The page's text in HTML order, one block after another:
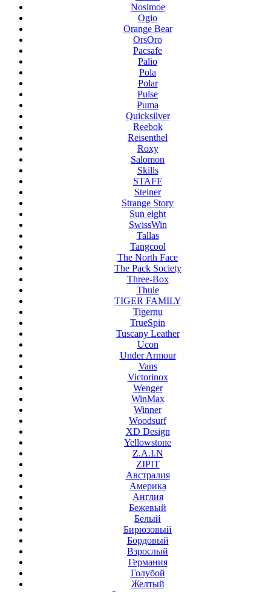
Nosimoe
Ogio
Orange Bear
OrsOro
Pacsafe
Palio
Pola
Polar
Pulse
Puma
Quicksilver
Reebok
Reisenthel
Roxy
Salomon
Skills
STAFF
Steiner
Strange Story
Sun eight
SwissWin
Tallas
Tangcool
The North Face
The Pack Society
Three-Box
Thule
TIGER FAMILY
Tigernu
TrueSpin
Tuscany Leather
Ucon
Under Armour
Vans
Victorinox
Wenger
WinMax
Winner
Woodsurf
XD Design
Yellowstone
Z.A.I.N
ZIPIT
Австралия
Америка
Англия
Бежевый
Белый
Бирюзовый
Бордовый
Взрослый
Германия
Голубой
Желтый